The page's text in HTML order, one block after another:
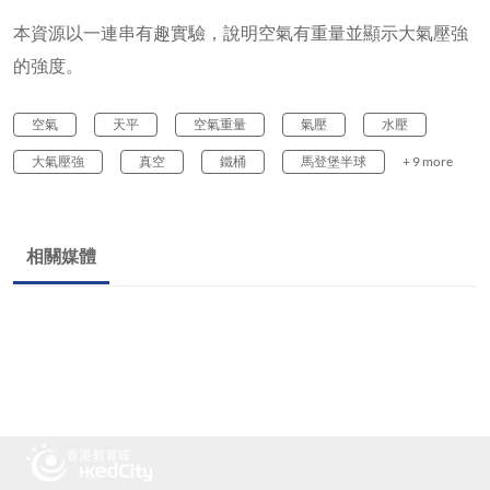
本資源以一連串有趣實驗，說明空氣有重量並顯示大氣壓強
的強度。
空氣 天平 空氣重量 氣壓 水壓
大氣壓強 真空 鐵桶 馬登堡半球 + 9 more
相關媒體